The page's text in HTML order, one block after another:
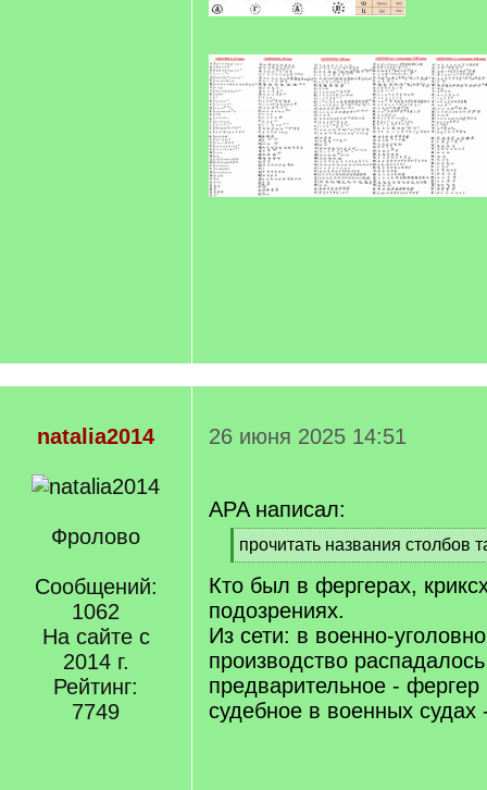
natalia2014
Фролово
Сообщений:
1062
На сайте с
2014 г.
Рейтинг:
7749
26 июня 2025 14:51
APA написал:
[
q
]
прочитать названия столбов
[
/
q
]
Кто был в фергерах,
подозрениях.
Из сети: в военно-
производство
предварительное -
судебное в военных судах